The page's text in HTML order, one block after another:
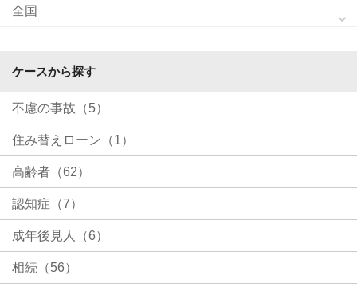
全国
ケースから探す
不慮の事故（5）
住み替えローン（1）
高齢者（62）
認知症（7）
成年後見人（6）
相続（56）